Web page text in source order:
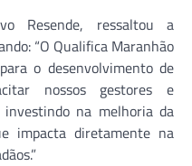
Resende, ressaltou a
“O Qualifica Maranhão
o desenvolvimento de
nossos gestores e
investindo na melhoria da
impacta diretamente na